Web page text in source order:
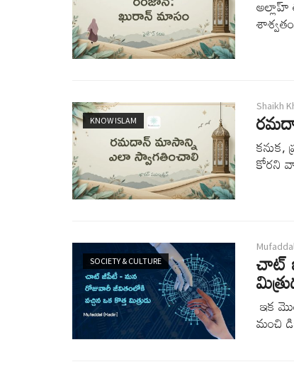
అల్లాహ్
KNOW ISLAM
Shaikh
కనుక,
కోరని
SOCIETY & CULTURE చాట్
ఇక
మంచి